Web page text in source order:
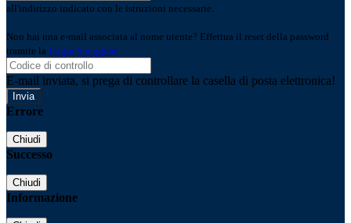
all'indirizzo indicato con le istruzioni necessarie.
Non hai una e-mail associata al nome utente? Effettua il reset della password
tramite la Login Spaggiari
E-mail inviata, si prega di controllare la casella di posta elettronica!
Errore
Chiudi
Successo
Chiudi
Informazione